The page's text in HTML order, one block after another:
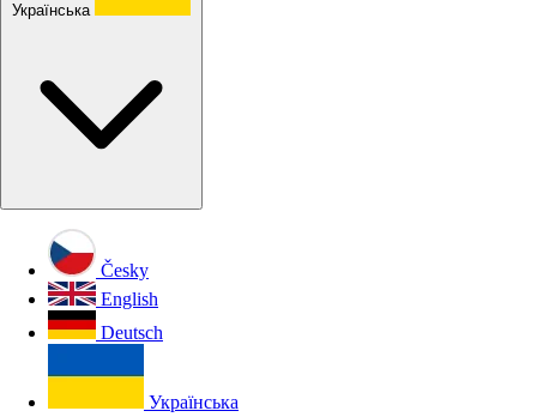
Українська
Česky
English
Deutsch
Українська